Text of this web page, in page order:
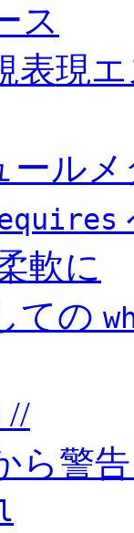
ス
表現
ール
軟に
ての
//
ら警